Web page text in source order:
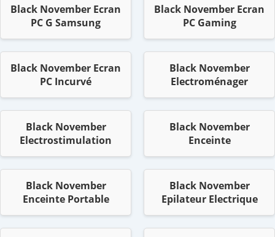
Black November Ecran
PC G Samsung
Black November Ecran
PC Gaming
Black November Ecran
PC Incurvé
Black November
Electroménager
Black November
Electrostimulation
Black November
Enceinte
Black November
Enceinte Portable
Black November
Epilateur Electrique